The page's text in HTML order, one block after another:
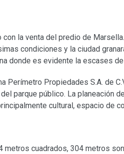
con la venta del predio de
condiciones y la ciudad
donde es evidente la escases
Perímetro Propiedades S.A. de
parque público. La planeación
cultural, espacio de
metros cuadrados, 304 metros